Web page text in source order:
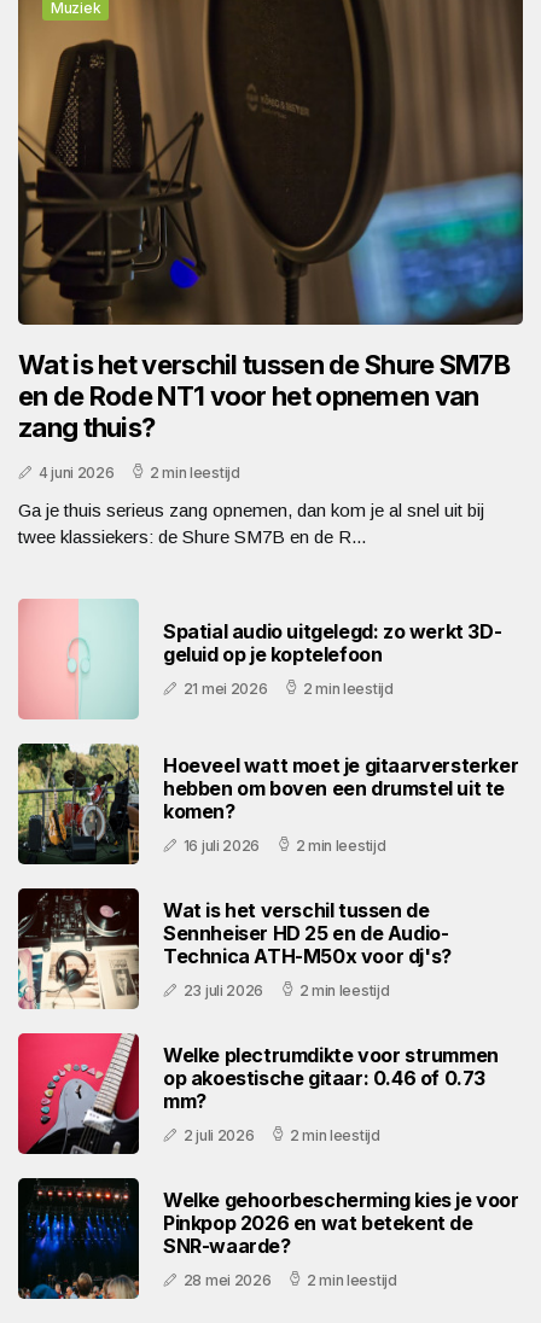
Muziek
Wat is het verschil tussen de Shure SM7B
en de Rode NT1 voor het opnemen van
zang thuis?
4 juni 2026 2 min leestijd
Ga je thuis serieus zang opnemen, dan kom je al snel uit bij
twee klassiekers: de Shure SM7B en de R...
Spatial audio uitgelegd: zo werkt 3D-
geluid op je koptelefoon
21 mei 2026 2 min leestijd
Hoeveel watt moet je gitaarversterker
hebben om boven een drumstel uit te
komen?
16 juli 2026 2 min leestijd
Wat is het verschil tussen de
Sennheiser HD 25 en de Audio-
Technica ATH-M50x voor dj's?
23 juli 2026 2 min leestijd
Welke plectrumdikte voor strummen
op akoestische gitaar: 0.46 of 0.73
mm?
2 juli 2026 2 min leestijd
Welke gehoorbescherming kies je voor
Pinkpop 2026 en wat betekent de
SNR-waarde?
28 mei 2026 2 min leestijd